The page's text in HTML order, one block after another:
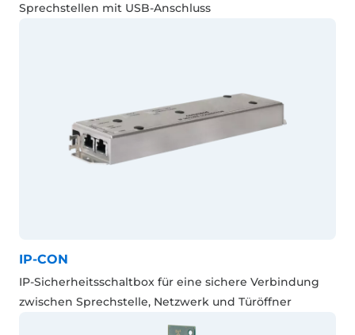
Sprechstellen mit USB-Anschluss
IP-CON
IP-Sicherheitsschaltbox für eine sichere Verbindung
zwischen Sprechstelle, Netzwerk und Türöffner